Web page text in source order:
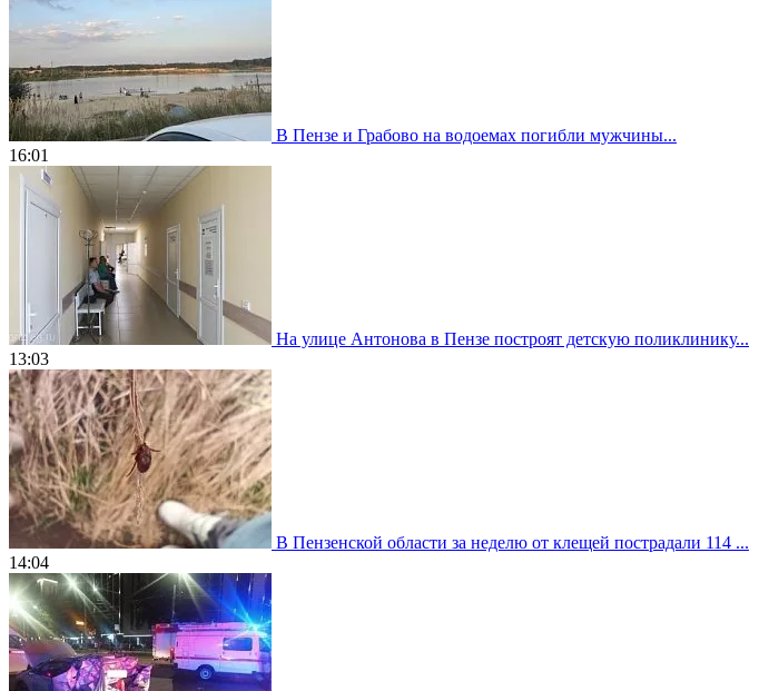
В Пензе и Грабово на водоемах погибли мужчины...
16:01
На улице Антонова в Пензе построят детскую поликлинику...
13:03
В Пензенской области за неделю от клещей пострадали 114 ...
14:04